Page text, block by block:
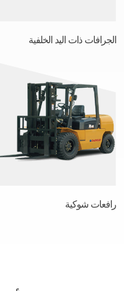
الجرافات ذات اليد الخلفية
رافعات شوكية